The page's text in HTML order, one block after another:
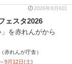
2026年8月6日
ェスタ2026
を赤れんがから
赤れんが庁舎）
9月12日(土)